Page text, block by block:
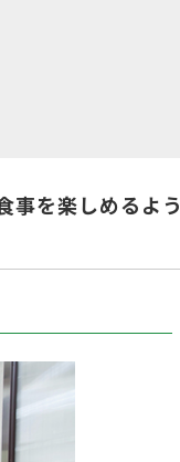
事を楽しめるよう